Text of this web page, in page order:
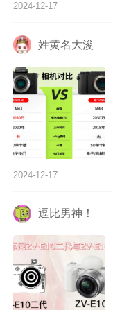
2024-12-17
姓黄名大浚
2024-12-17
逗比男神！